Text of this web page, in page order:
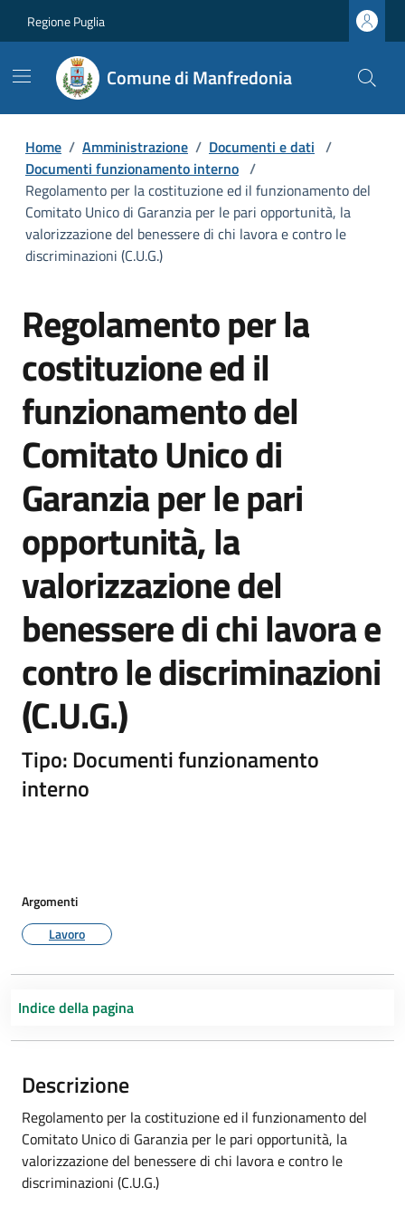
Regione Puglia
Comune di Manfredonia
Home / Amministrazione / Documenti e dati /
Documenti funzionamento interno /
Regolamento per la costituzione ed il funzionamento del
Comitato Unico di Garanzia per le pari opportunità, la
valorizzazione del benessere di chi lavora e contro le
discriminazioni (C.U.G.)
Regolamento per la
costituzione ed il
funzionamento del
Comitato Unico di
Garanzia per le pari
opportunità, la
valorizzazione del
benessere di chi lavora e
contro le discriminazioni
(C.U.G.)
Tipo: Documenti funzionamento
interno
Argomenti
Lavoro
Indice della pagina
Descrizione
Regolamento per la costituzione ed il funzionamento del
Comitato Unico di Garanzia per le pari opportunità, la
valorizzazione del benessere di chi lavora e contro le
discriminazioni (C.U.G.)